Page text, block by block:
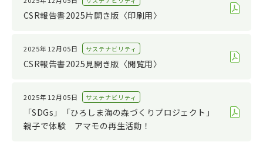
2022
2020
2019
2016
CSR報告書2025片開き版〈印刷用〉
2025年12月05日 サステナビリティ
CSR報告書2025見開き版〈閲覧用〉
2025年12月05日 サステナビリティ
「SDGs」「ひろしま海の森づくりプロジェクト」
親子で体験 アマモの再生活動！